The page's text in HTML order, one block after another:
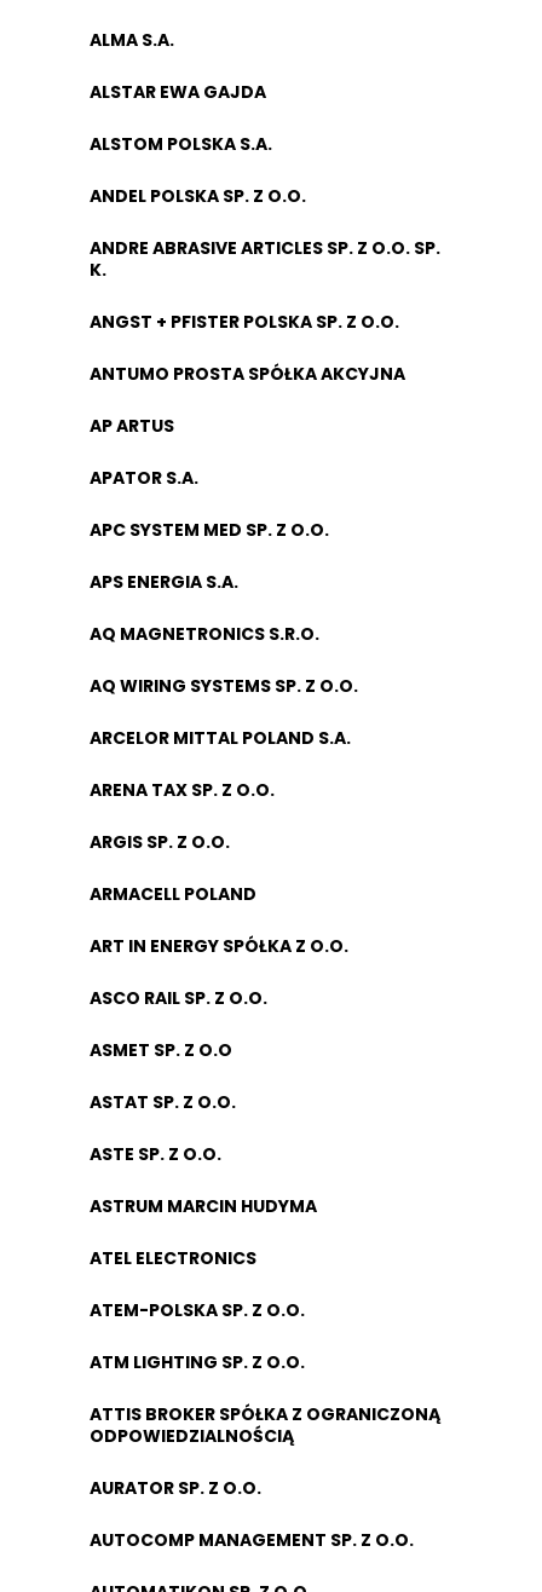
ALMA S.A.
ALSTAR EWA GAJDA
ALSTOM POLSKA S.A.
ANDEL POLSKA SP. Z O.O.
ANDRE ABRASIVE ARTICLES SP. Z O.O. SP.
K.
ANGST + PFISTER POLSKA SP. Z O.O.
ANTUMO PROSTA SPÓŁKA AKCYJNA
AP ARTUS
APATOR S.A.
APC SYSTEM MED SP. Z O.O.
APS ENERGIA S.A.
AQ MAGNETRONICS S.R.O.
AQ WIRING SYSTEMS SP. Z O.O.
ARCELOR MITTAL POLAND S.A.
ARENA TAX SP. Z O.O.
ARGIS SP. Z O.O.
ARMACELL POLAND
ART IN ENERGY SPÓŁKA Z O.O.
ASCO RAIL SP. Z O.O.
ASMET SP. Z O.O
ASTAT SP. Z O.O.
ASTE SP. Z O.O.
ASTRUM MARCIN HUDYMA
ATEL ELECTRONICS
ATEM-POLSKA SP. Z O.O.
ATM LIGHTING SP. Z O.O.
ATTIS BROKER SPÓŁKA Z OGRANICZONĄ
ODPOWIEDZIALNOŚCIĄ
AURATOR SP. Z O.O.
AUTOCOMP MANAGEMENT SP. Z O.O.